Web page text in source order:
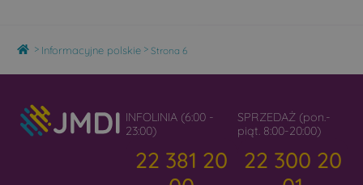
Home
> Informacyjne polskie> Strona 6
INFOLINIA (6:00 -
23:00)
22 381 20
SPRZEDAŻ (pon.-
piąt. 8:00-20:00)
22 300 20